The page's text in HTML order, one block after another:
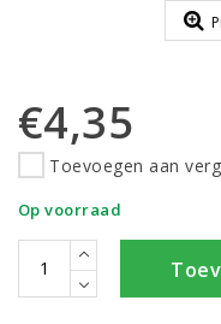
€4,35
Toevoegen aan
Op voorraad